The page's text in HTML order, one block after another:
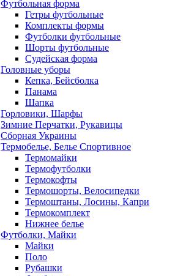
Футбольная форма
Гетры футбольные
Комплекты формы
Футболки футбольные
Шорты футбольные
Судейская форма
Головные уборы
Кепка, Бейсболка
Панама
Шапка
Горловики, Шарфы
Зимние Перчатки, Рукавицы
Сборная Украины
Термобелье, Белье Спортивное
Термомайки
Термофутболки
Термокофты
Термошорты, Велосипедки
Термоштаны, Лосины, Капри
Термокомплект
Нижнее белье
Футболки, Майки
Майки
Поло
Рубашки